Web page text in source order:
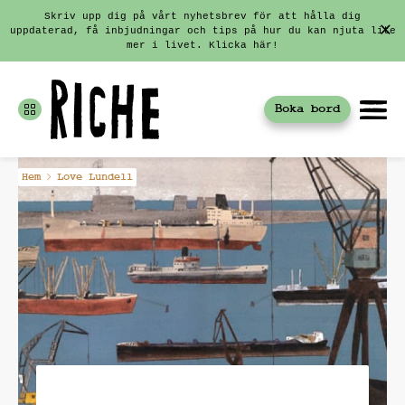
Fortsätt
till
innehållet
Skriv upp dig på vårt nyhetsbrev för att hålla dig
uppdaterad, få inbjudningar och tips på hur du kan njuta lite
mer i livet. Klicka här!
Boka bord
Hem Love Lundell